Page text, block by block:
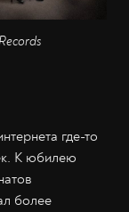
где-то
К юбилею
более